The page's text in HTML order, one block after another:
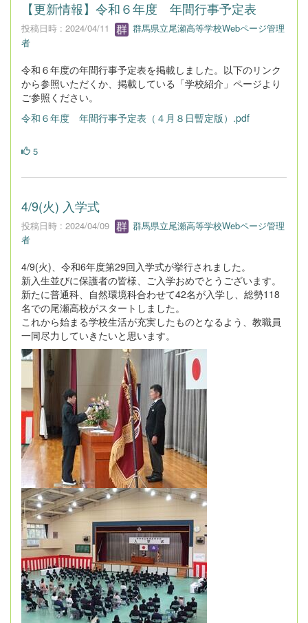
【更新情報】令和６年度 年間行事予定表
投稿日時 : 2024/04/11
群馬県立尾瀬高等学校Webページ管理
者
令和６年度の年間行事予定表を掲載しました。以下のリンク
から参照いただくか、掲載している「学校紹介」ページより
ご参照ください。
令和６年度 年間行事予定表（４月８日暫定版）.pdf
5
4/9(火) 入学式
投稿日時 : 2024/04/09
群馬県立尾瀬高等学校Webページ管理
者
4/9(火)、令和6年度第29回入学式が挙行されました。
新入生並びに保護者の皆様、ご入学おめでとうございます。
新たに普通科、自然環境科合わせて42名が入学し、総勢118
名での尾瀬高校がスタートしました。
これから始まる学校生活が充実したものとなるよう、教職員
一同尽力していきたいと思います。